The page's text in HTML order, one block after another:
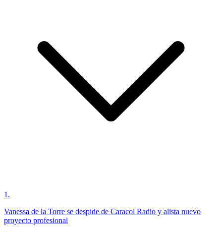
1 .
Vanessa de la Torre se despide de Caracol Radio y alista nuevo
proyecto profesional